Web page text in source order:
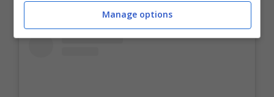
Manage options